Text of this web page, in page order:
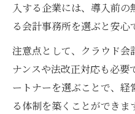
入する企業には、導入前
る会計事務所を選ぶと安心
注意点として、クラウド会
ナンスや法改正対応も必要
ートナーを選ぶことで、経
る体制を築くことができま